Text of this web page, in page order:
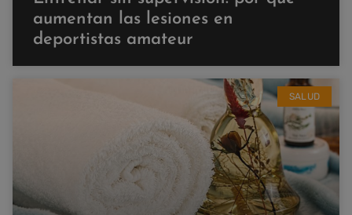
aumentan las lesiones en
deportistas amateur
SALUD